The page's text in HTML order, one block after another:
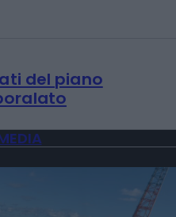
del piano